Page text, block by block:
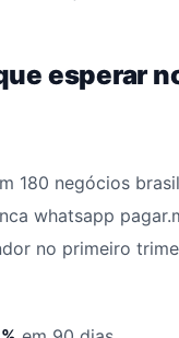
esperar
180 negócios
whatsapp
no primeiro